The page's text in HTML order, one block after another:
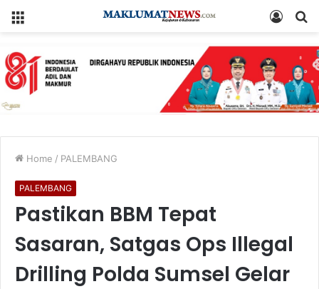
Log
Home / PALEMBANG
PALEMBANG
Pastikan BBM Tepat
Sasaran, Satgas Ops Illegal
Drilling Polda Sumsel Gelar